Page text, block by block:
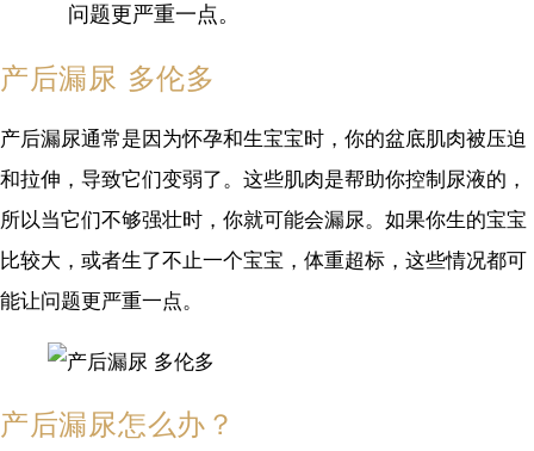
问题更严重一点。
产后漏尿 多伦多
产后漏尿通常是因为怀孕和生宝宝时，你的盆底肌肉被压迫
和拉伸，导致它们变弱了。这些肌肉是帮助你控制尿液的，
所以当它们不够强壮时，你就可能会漏尿。如果你生的宝宝
比较大，或者生了不止一个宝宝，体重超标，这些情况都可
能让问题更严重一点。
产后漏尿怎么办？